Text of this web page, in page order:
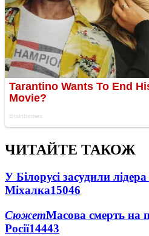
ЧИТАЙТЕ ТАКОЖ
У Білорусі засудили
Міхалка15046
СюжетМасова смерть на
Росії14443